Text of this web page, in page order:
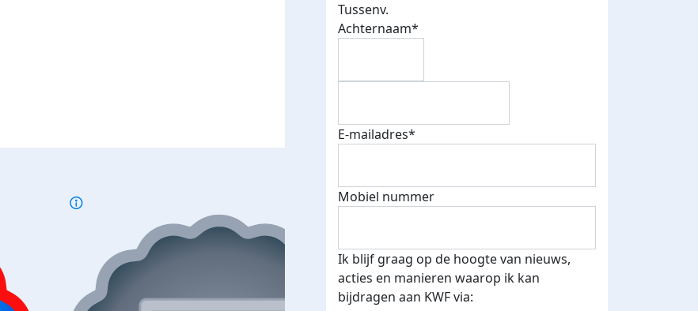
Tussenv.
Achternaam*
E-mailadres*
Mobiel nummer
Ik blijf graag op de hoogte van nieuws,
acties en manieren waarop ik kan
bijdragen aan KWF via: